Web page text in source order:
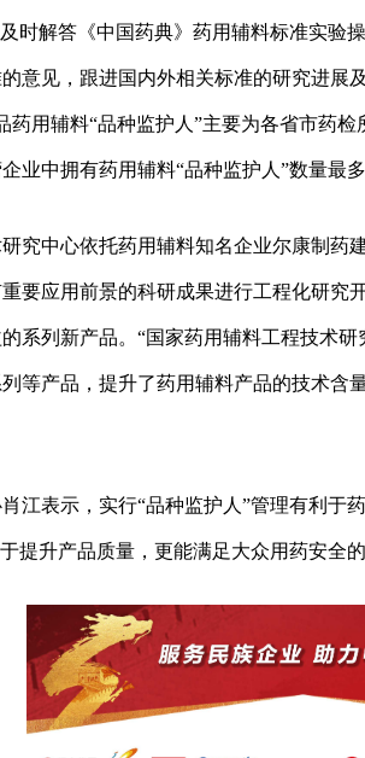
时解答《中国药典》药用辅料标准实验
的意见，跟进国内外相关标准的研究进
药用辅料“品种监护人”主要为各省市药
业中拥有药用辅料“品种监护人”数量最多
究中心依托药用辅料知名企业尔康制药
要应用前景的科研成果进行工程化研究
系列新产品。“国家药用辅料工程技术
等产品，提升了药用辅料产品的技术含
江表示，实行“品种监护人”管理有利于
提升产品质量，更能满足大众用药安全的